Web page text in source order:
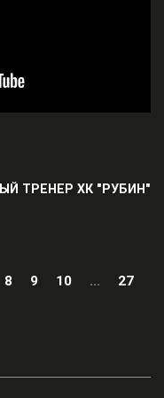
ТРЕНЕР ХК "РУБИН"
8 9 10 ...
27